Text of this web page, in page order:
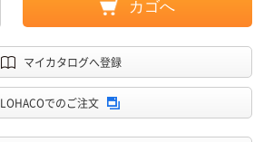
カゴへ
マイカタログへ登録
LOHACOでのご注文